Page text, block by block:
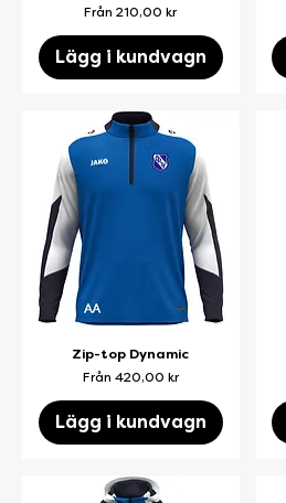
Från210,00 kr
Reapris
Lägg i kundvagn
Zip-top Dynamic
Från 420,00 kr
Reapris
Lägg i kundvagn